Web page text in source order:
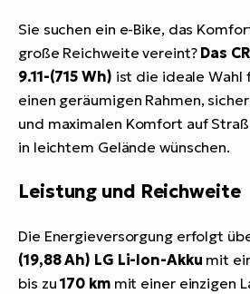
Sie suchen ein e-Bike, das
große Reichweite vereint? Das
9.11-(715 Wh) ist die ideale Wahl
einen geräumigen Rahmen,
und maximalen Komfort auf
in leichtem Gelände wünschen.
Leistung und Reichweite
Die Energieversorgung erfolgt
(19,88 Ah) LG Li-Ion-Akku mit
bis zu170 kmmit einer einzigen